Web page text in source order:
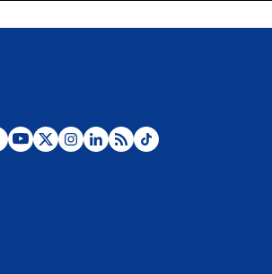
Las seis de las 6 con Juan Lozano |